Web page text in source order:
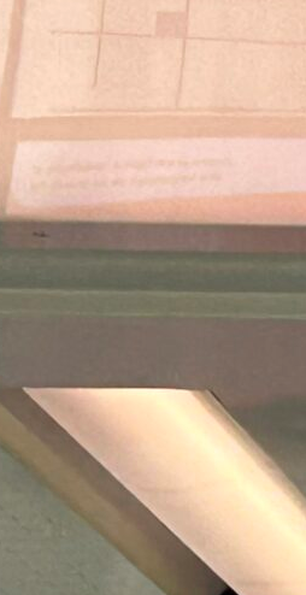
Pays-Bas : l’autre
l’Open Payment !
Les Pays-Bas vivent
moment historique, un
bascule…